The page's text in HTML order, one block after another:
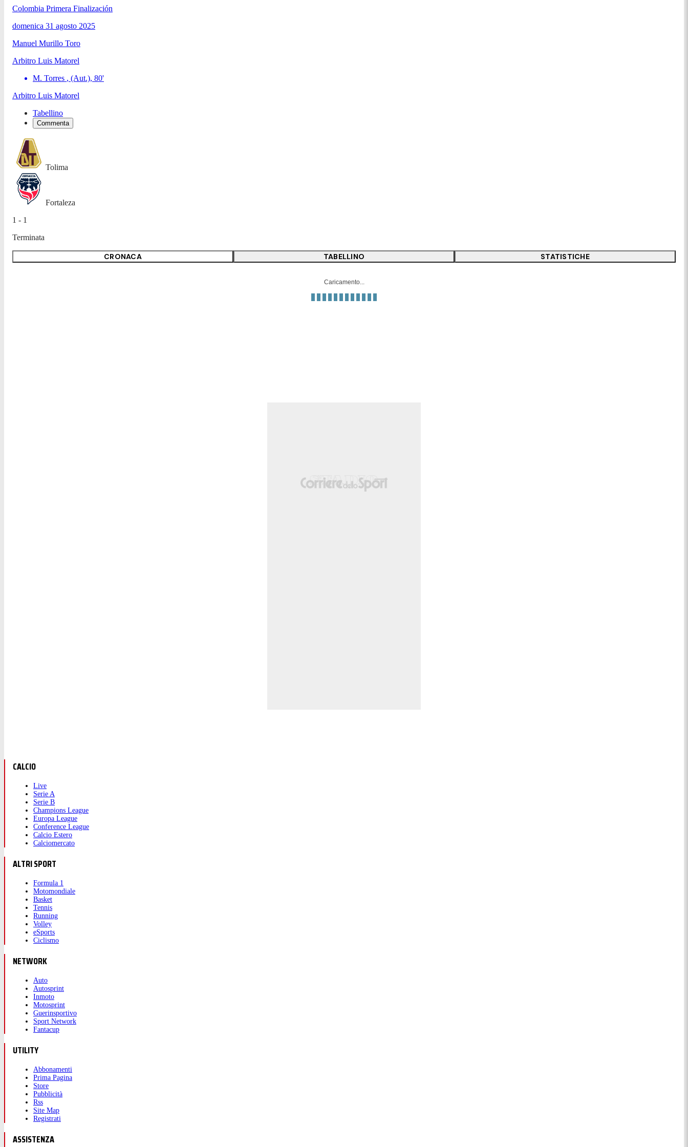
Colombia Primera Finalización
domenica 31 agosto 2025
Manuel Murillo Toro
Arbitro Luis Matorel
M. Torres , (Aut.), 80'
Arbitro Luis Matorel
Tabellino
Commenta
Tolima
Fortaleza
1 - 1
Terminata
CRONACA TABELLINO STATISTICHE
Caricamento...
CALCIO
Live
Serie A
Serie B
Champions League
Europa League
Conference League
Calcio Estero
Calciomercato
ALTRI SPORT
Formula 1
Motomondiale
Basket
Tennis
Running
Volley
eSports
Ciclismo
NETWORK
Auto
Autosprint
Inmoto
Motosprint
Guerinsportivo
Sport Network
Fantacup
UTILITY
Abbonamenti
Prima Pagina
Store
Pubblicità
Rss
Site Map
Registrati
ASSISTENZA